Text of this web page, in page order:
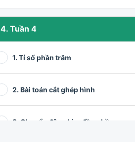
4. Tuần 4
1. Tỉ số phần trăm
2. Bài toán cắt ghép hình
3. Chuyển động kim đồng hồ